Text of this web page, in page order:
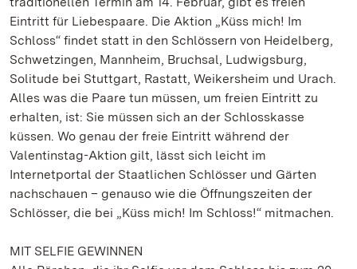
Eintritt für Liebespaare. Die Aktion „Küss mich! Im
Schloss“ findet statt in den Schlössern von Heidelberg,
Schwetzingen, Mannheim, Bruchsal, Ludwigsburg,
Solitude bei Stuttgart, Rastatt, Weikersheim und Urach.
Alles was die Paare tun müssen, um freien Eintritt zu
erhalten, ist: Sie müssen sich an der Schlosskasse
küssen. Wo genau der freie Eintritt während der
Valentinstag-Aktion gilt, lässt sich leicht im
Internetportal der Staatlichen Schlösser und Gärten
nachschauen – genauso wie die Öffnungszeiten der
Schlösser, die bei „Küss mich! Im Schloss!“ mitmachen.
MIT SELFIE GEWINNEN